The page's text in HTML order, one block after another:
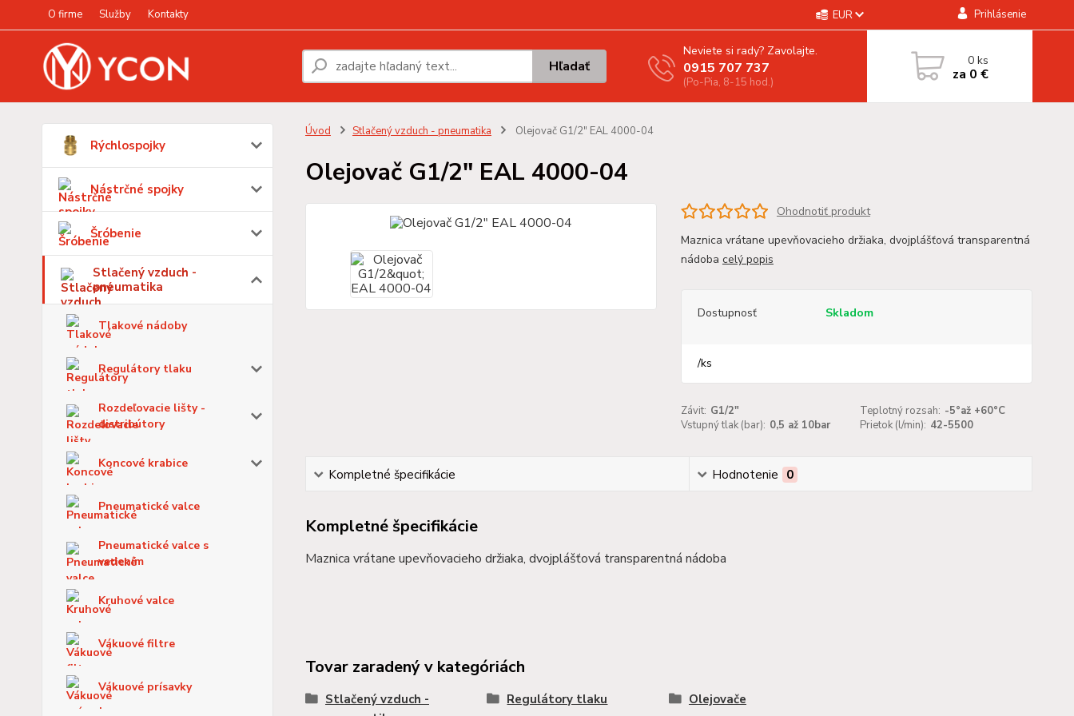
O firme Služby Kontakty EUR Prihlásenie
Hľadať
Neviete si rady? Zavolajte.
0915 707 737
(Po-Pia, 8-15 hod.)
0ks
za 0 €
Rýchlospojky
Nástrčné spojky
Šróbenie
Stlačený vzduch -
pneumatika
Tlakové nádoby
Regulátory tlaku
Rozdeľovacie lišty -
distribútory
Koncové krabice
Pneumatické valce
Pneumatické valce s
vedením
Kruhové valce
Vákuové filtre
Vákuové prísavky
Úvod Stlačený vzduch - pneumatika Olejovač G1/2" EAL 4000-04
Olejovač G1/2" EAL 4000-04
Ohodnotiť produkt
Maznica vrátane upevňovacieho držiaka, dvojplášťová transparentná
nádoba celý popis
Dostupnosť Skladom
/ks
Závit: G1/2" Teplotný rozsah: -5°až +60°C
Vstupný tlak (bar): 0,5 až 10bar Prietok (l/min): 42-5500
Kompletné špecifikácie Hodnotenie 0
Kompletné špecifikácie
Maznica vrátane upevňovacieho držiaka, dvojplášťová transparentná nádoba
Tovar zaradený v kategóriách
Stlačený vzduch -
Regulátory tlaku Olejovače